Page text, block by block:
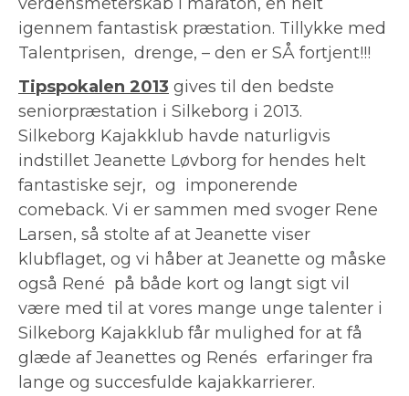
igennem fantastisk præstation. Tillykke med
Talentprisen, drenge, – den er SÅ fortjent!!!
Tipspokalen 2013 gives til den bedste
seniorpræstation i Silkeborg i 2013.
Silkeborg Kajakklub havde naturligvis
indstillet Jeanette Løvborg for hendes helt
fantastiske sejr, og imponerende
comeback. Vi er sammen med svoger Rene
Larsen, så stolte af at Jeanette viser
klubflaget, og vi håber at Jeanette og måske
også René på både kort og langt sigt vil
være med til at vores mange unge talenter i
Silkeborg Kajakklub får mulighed for at få
glæde af Jeanettes og Renés erfaringer fra
lange og succesfulde kajakkarrierer.